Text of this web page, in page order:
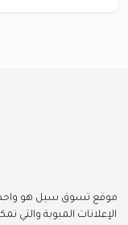
موقع تسوق سيل هو واحد
الإعلانات المبوبة